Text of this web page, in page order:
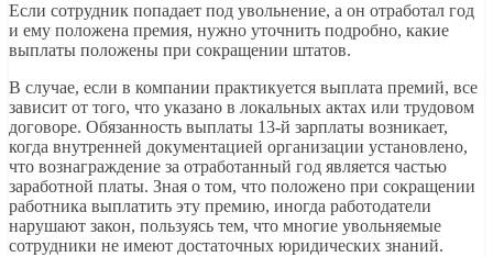
Если сотрудник попадает под увольнение, а он отработал год
и ему положена премия, нужно уточнить подробно, какие
выплаты положены при сокращении штатов.
В случае, если в компании практикуется выплата премий, все
зависит от того, что указано в локальных актах или трудовом
договоре. Обязанность выплаты 13-й зарплаты возникает,
когда внутренней документацией организации установлено,
что вознаграждение за отработанный год является частью
заработной платы. Зная о том, что положено при сокращении
работника выплатить эту премию, иногда работодатели
нарушают закон, пользуясь тем, что многие увольняемые
сотрудники не имеют достаточных юридических знаний.